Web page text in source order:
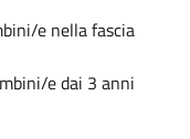
e nella fascia
e dai 3 anni